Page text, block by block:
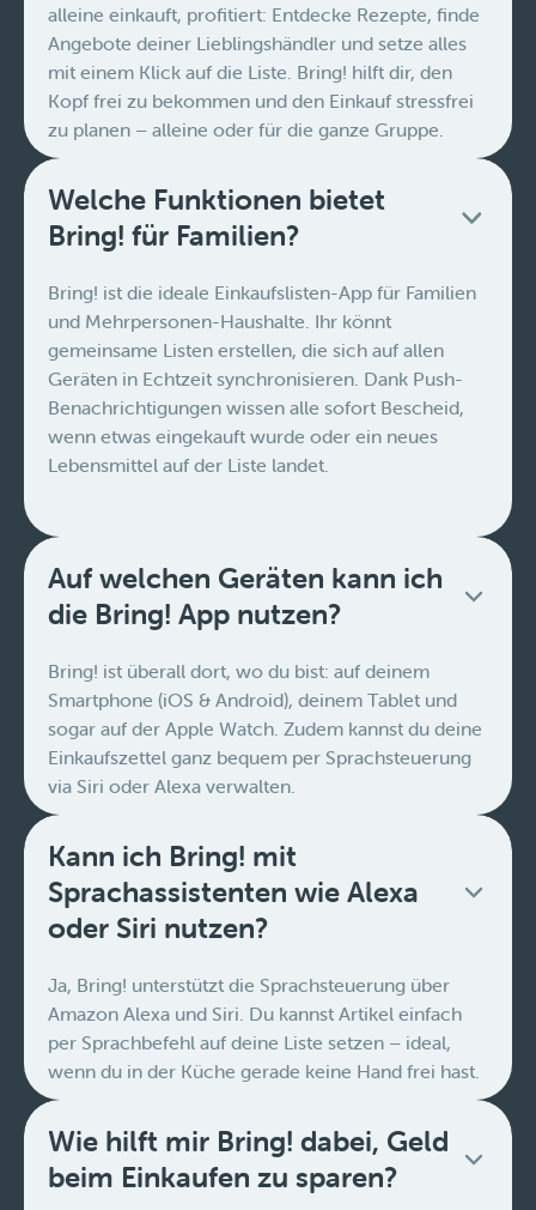
alleine einkauft, profitiert: Entdecke Rezepte, finde
Angebote deiner Lieblingshändler und setze alles
mit einem Klick auf die Liste. Bring! hilft dir, den
Kopf frei zu bekommen und den Einkauf stressfrei
zu planen – alleine oder für die ganze Gruppe.
Welche Funktionen bietet
Bring! für Familien?
Bring! ist die ideale Einkaufslisten-App für Familien
und Mehrpersonen-Haushalte. Ihr könnt
gemeinsame Listen erstellen, die sich auf allen
Geräten in Echtzeit synchronisieren. Dank Push-
Benachrichtigungen wissen alle sofort Bescheid,
wenn etwas eingekauft wurde oder ein neues
Lebensmittel auf der Liste landet.
Auf welchen Geräten kann ich
die Bring! App nutzen?
Bring! ist überall dort, wo du bist: auf deinem
Smartphone (iOS & Android), deinem Tablet und
sogar auf der Apple Watch. Zudem kannst du deine
Einkaufszettel ganz bequem per Sprachsteuerung
via Siri oder Alexa verwalten.
Kann ich Bring! mit
Sprachassistenten wie Alexa
oder Siri nutzen?
Ja, Bring! unterstützt die Sprachsteuerung über
Amazon Alexa und Siri. Du kannst Artikel einfach
per Sprachbefehl auf deine Liste setzen – ideal,
wenn du in der Küche gerade keine Hand frei hast.
Wie hilft mir Bring! dabei, Geld
beim Einkaufen zu sparen?